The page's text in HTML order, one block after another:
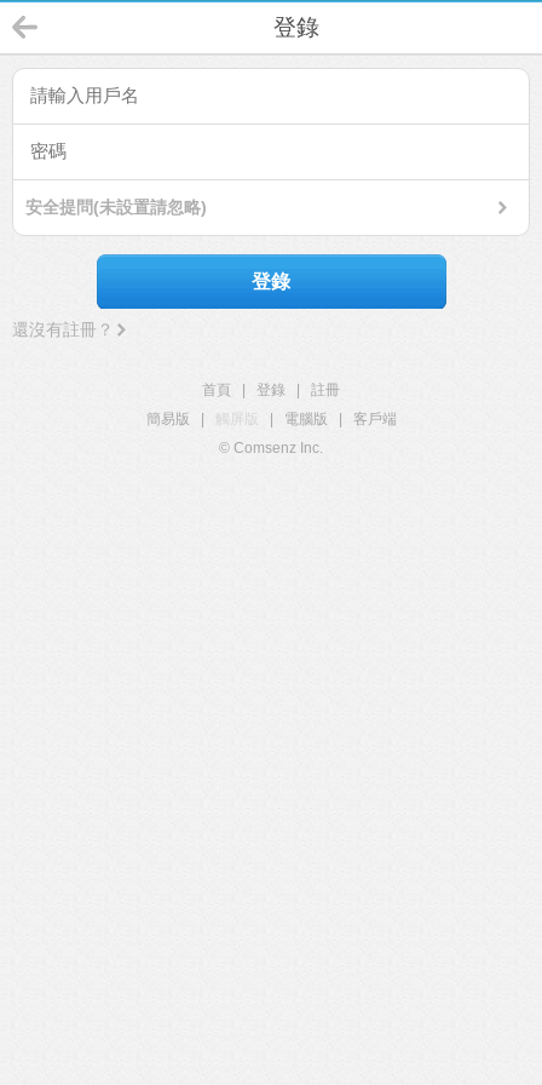
登錄
安全提問(未設置請忽略)
登錄
還沒有註冊？
首頁 登錄
註冊
簡易版
觸屏版 電腦版
客戶端
© Comsenz Inc.